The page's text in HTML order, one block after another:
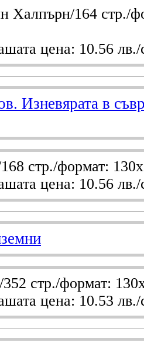
Халпърн/164 стр./
цена: 10.56 лв./
Изневярата в
стр./формат:
цена: 10.56 лв./
стр./формат:
цена: 10.53 лв./